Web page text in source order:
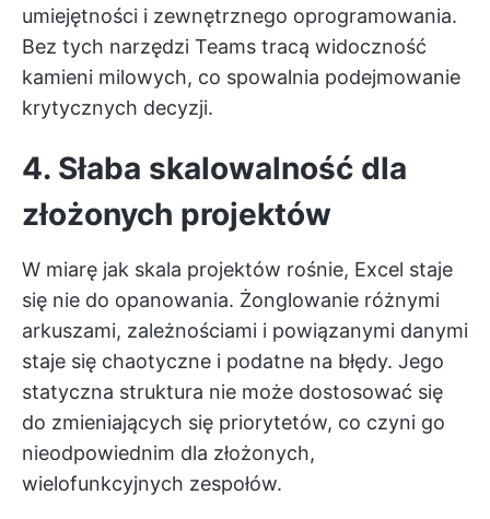
umiejętności i zewnętrznego oprogramowania.
Bez tych narzędzi Teams tracą widoczność
kamieni milowych, co spowalnia podejmowanie
krytycznych decyzji.
4. Słaba skalowalność dla
złożonych projektów
W miarę jak skala projektów rośnie, Excel staje
się nie do opanowania. Żonglowanie różnymi
arkuszami, zależnościami i powiązanymi danymi
staje się chaotyczne i podatne na błędy. Jego
statyczna struktura nie może dostosować się
do zmieniających się priorytetów, co czyni go
nieodpowiednim dla złożonych,
wielofunkcyjnych zespołów.